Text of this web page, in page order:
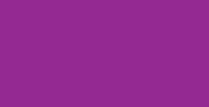
2026